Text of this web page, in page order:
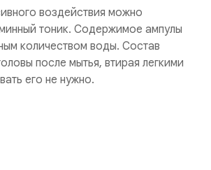
воздействия можно
тоник. Содержимое ампулы
количеством воды. Состав
после мытья, втирая легкими
его не нужно.